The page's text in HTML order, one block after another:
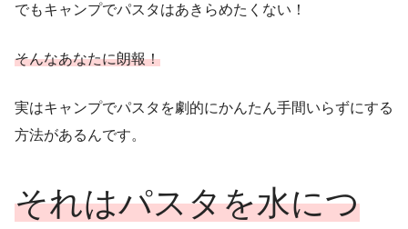
でもキャンプでパスタはあきらめたくない！
そんなあなたに朗報！
実はキャンプでパスタを劇的にかんたん手間いらずにする
方法があるんです。
それはパスタを水につ